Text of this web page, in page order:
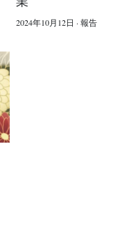
2024年10月12日 · 報告